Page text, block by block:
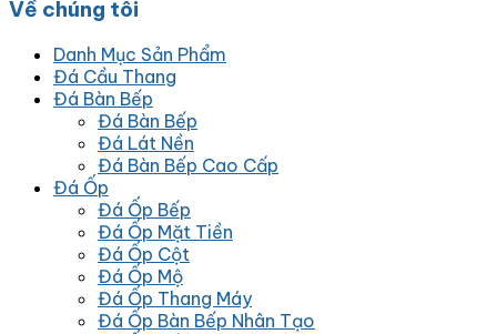
Về chúng tôi
Danh Mục Sản Phẩm
Đá Cầu Thang
Đá Bàn Bếp
Đá Bàn Bếp
Đá Lát Nền
Đá Bàn Bếp Cao Cấp
Đá Ốp
Đá Ốp Bếp
Đá Ốp Mặt Tiền
Đá Ốp Cột
Đá Ốp Mộ
Đá Ốp Thang Máy
Đá Ốp Bàn Bếp Nhân Tạo